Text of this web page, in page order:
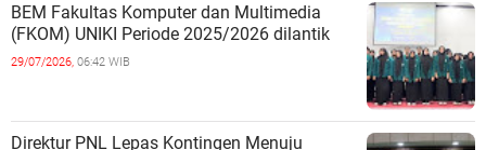
BEM Fakultas Komputer dan Multimedia
(FKOM) UNIKI Periode 2025/2026 dilantik
29/07/2026, 06:42 WIB
Direktur PNL Lepas Kontingen Menuju